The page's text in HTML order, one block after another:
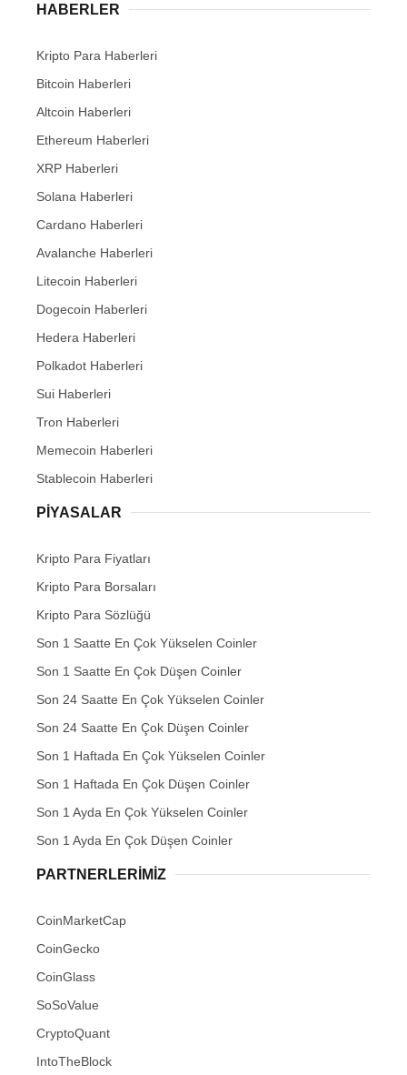
HABERLER
Kripto Para Haberleri
Bitcoin Haberleri
Altcoin Haberleri
Ethereum Haberleri
XRP Haberleri
Solana Haberleri
Cardano Haberleri
Avalanche Haberleri
Litecoin Haberleri
Dogecoin Haberleri
Hedera Haberleri
Polkadot Haberleri
Sui Haberleri
Tron Haberleri
Memecoin Haberleri
Stablecoin Haberleri
PIYASALAR
Kripto Para Fiyatları
Kripto Para Borsaları
Kripto Para Sözlüğü
Son 1 Saatte En Çok Yükselen Coinler
Son 1 Saatte En Çok Düşen Coinler
Son 24 Saatte En Çok Yükselen Coinler
Son 24 Saatte En Çok Düşen Coinler
Son 1 Haftada En Çok Yükselen Coinler
Son 1 Haftada En Çok Düşen Coinler
Son 1 Ayda En Çok Yükselen Coinler
Son 1 Ayda En Çok Düşen Coinler
PARTNERLERIMIZ
CoinMarketCap
CoinGecko
CoinGlass
SoSoValue
CryptoQuant
IntoTheBlock